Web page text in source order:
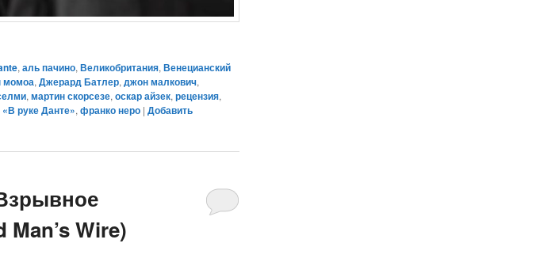
,аль пачино,Великобритания,Венецианский
момоа,Джерард Батлер,джон малкович,
,мартин скорсезе,оскар айзек,рецензия,
руке Данте»,франко неро |Добавить
Man’s Wire)